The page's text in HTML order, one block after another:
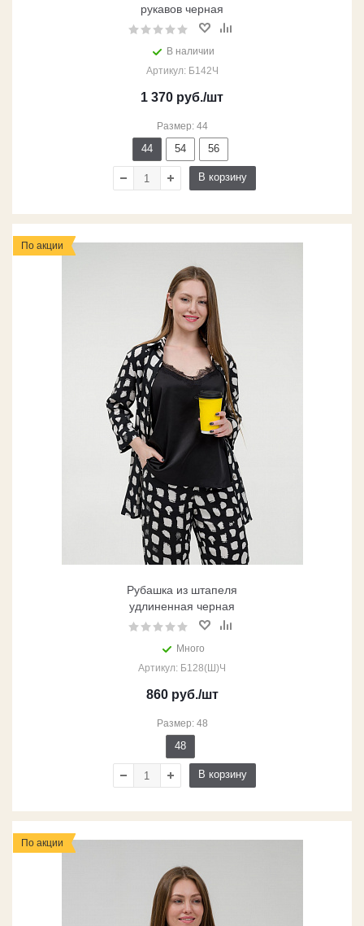
рукавов черная
В наличии
Артикул: Б142Ч
1 370 руб./шт
Размер: 44
44 54 56
В корзину
По акции
Рубашка из штапеля
удлиненная черная
Много
Артикул: Б128(Ш)Ч
860руб./шт
Размер: 48
48
В корзину
По акции